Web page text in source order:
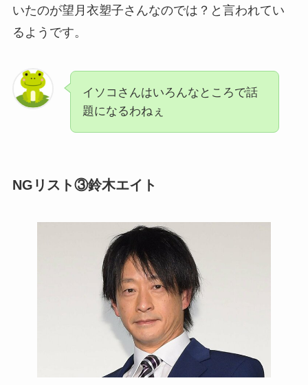
いたのが望月衣塑子さんなのでは？と言われてい
るようです。
イソコさんはいろんなところで話
題になるわねぇ
NGリスト③鈴木エイト